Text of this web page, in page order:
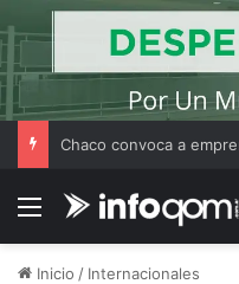
Menú
Inicio / Internacionales